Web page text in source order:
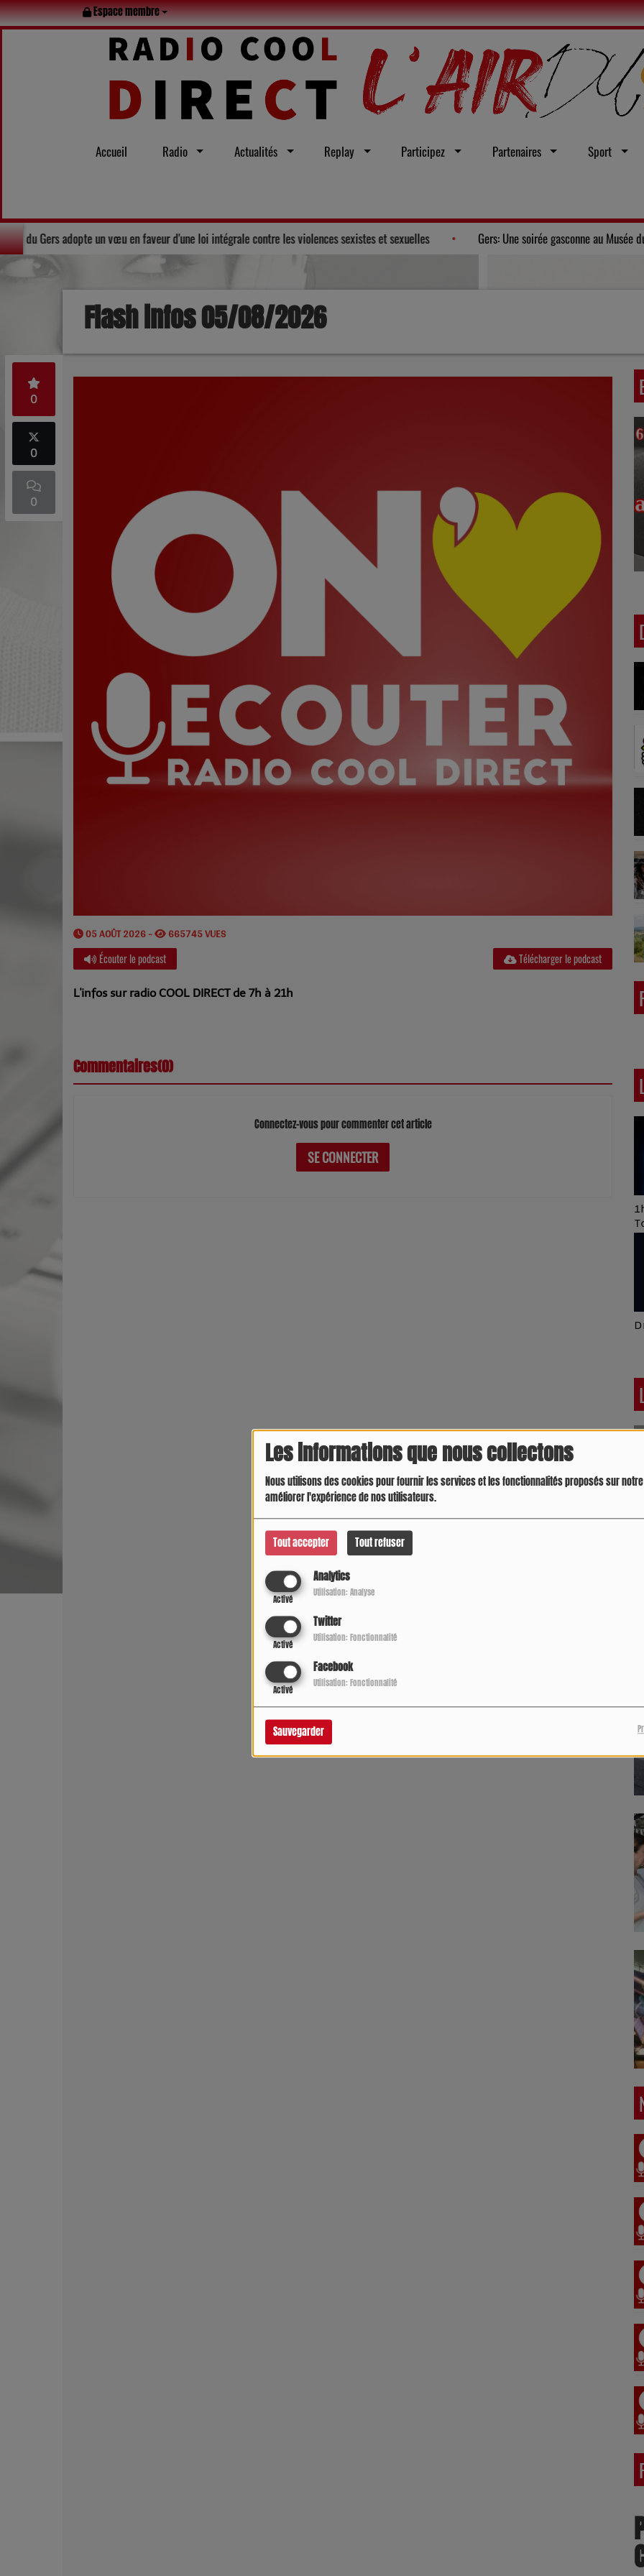
Les informations que nous collectons
Nous utilisons des cookies pour fournir les services et les fonctionnalités proposés sur
améliorer l'expérience de nos utilisateurs.
Tout accepter Tout refuser
Analytics
Activé
Utilisation: Analyse
Twitter
Activé
Utilisation: Fonctionnalité
Facebook
Activé
Utilisation: Fonctionnalité
Sauvegarder
Espace membre
Accueil Radio Actualités Replay Participez Partenaires Sport
Solidarité : Le Conseil départemental du Gers adopte un vœu en faveur d'une loi intégrale contre les violences sexistes et sexuelles
Flash infos 05/08/2026
0
0
0
05 AOÛT 2026 - 665745 VUES
Écouter le podcast Télécharger le podcast
L'infos sur radio COOL DIRECT de 7h à 21h
Commentaires(0)
Connectez-vous pour commenter cet article
SE CONNECTER